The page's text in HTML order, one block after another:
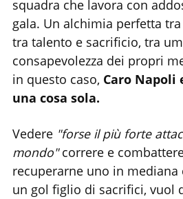
squadra che lavora con
gala. Un alchimia perfetta
tra talento e sacrificio, tra
consapevolezza dei propri
in questo caso, Caro Napoli
una cosa sola.
Vedere "forse il più forte
mondo"correre e
recuperarne uno in mediana
un gol figlio di sacrifici, vuol